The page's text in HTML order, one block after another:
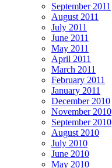
September 2011
August 2011
July 2011
June 2011
May 2011
April 2011
March 2011
February 2011
January 2011
December 2010
November 2010
September 2010
August 2010
July 2010
June 2010
May 2010